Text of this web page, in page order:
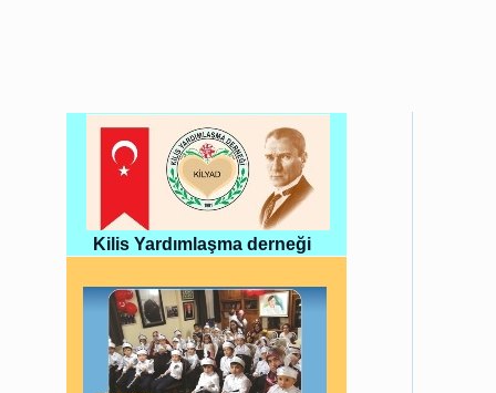
Kilis Yardımlaşma derneği